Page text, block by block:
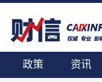
政策 资讯